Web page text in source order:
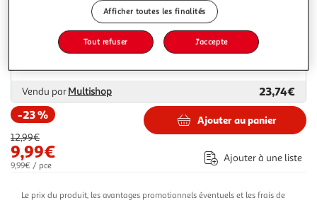
Livraison dès 7/8 jours
4,99€
Vendu parMultishop
23,74€
-23 %
12,99€
9,99€
9,99€ / pce
Ajouter au panier
Ajouter à une liste
Le prix du produit, les avantages promotionnels éventuels et les frais de
Afficher toutes les finalités
Tout refuser J'accepte